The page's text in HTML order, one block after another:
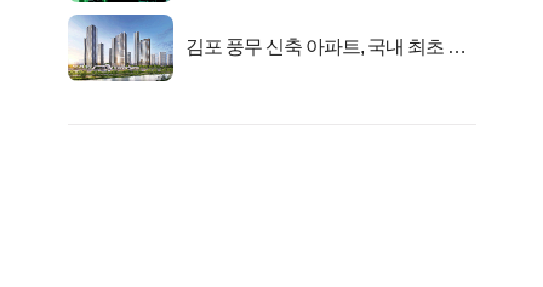
김포 풍무 신축 아파트, 국내 최초 반